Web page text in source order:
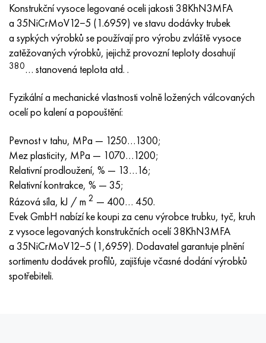
Konstrukční vysoce legované oceli jakosti 38KhN3MFA
a 35NiCrMoV12−5 (1.6959) ve stavu dodávky trubek
a sypkých výrobků se používají pro výrobu zvláště vysoce
zatěžovaných výrobků, jejichž provozní teploty dosahují
380… stanovená teplota atd. .
Fyzikální a mechanické vlastnosti volně ložených válcovaných
ocelí po kalení a popouštění:
Pevnost v tahu, MPa — 1250…1300;
Mez plasticity, MPa — 1070…1200;
Relativní prodloužení, % — 13…16;
Relativní kontrakce, % — 35;
Rázová síla, kJ / m 2 — 400… 450.
Evek GmbH nabízí ke koupi za cenu výrobce trubku, tyč, kruh
z vysoce legovaných konstrukčních ocelí 38KhN3MFA
a 35NiCrMoV12−5 (1,6959). Dodavatel garantuje plnění
sortimentu dodávek profilů, zajišťuje včasné dodání výrobků
spotřebiteli.
Haynes 25
Haynes 188
Haynes 230
Hastelloy b2
Hastelloy c4
Hastelloy C22
Hastelloy C-276
Hastelloy C2000
Hastelloy 3
Custom 450® - uns S45000
Řecký Ascoloy 418
Potrubí odolné proti korozi
65X13
90X18MF
95 x 18
40hn2ma, 34CrNiMo4, 36hnm
38 hodin, 37 hodin
38XA, 37Cr4, AISI 5135
38HN3MFA, 35nicrmov12-5
38XM, 42CrMo4, AISI 1,7225
40HH, 36NiCr6, AISI 3135
40XFA, 1,7223, AISI 4142
45X, 45h, 1,7035
45HN2MFA, k2425, 45hnmf